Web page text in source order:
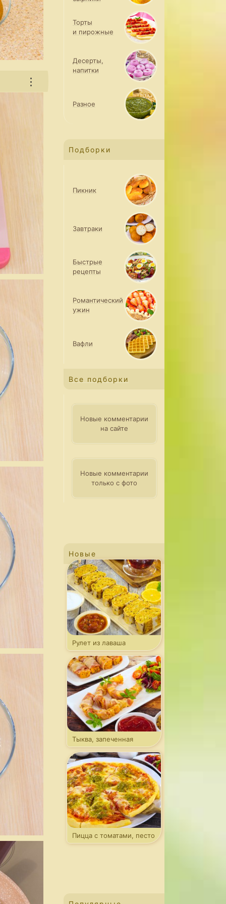
⋮
Торты
и пирожные
Десерты,
напитки
Разное
Подборки
Пикник
Завтраки
Быстрые
рецепты
Романтический
ужин
Вафли
Все подборки
Новые комментарии
на сайте
Новые комментарии
только с фото
Новые
Рулет из лаваша
с капустой
Тыква, запеченная
в беконе
Пицца с томатами, песто